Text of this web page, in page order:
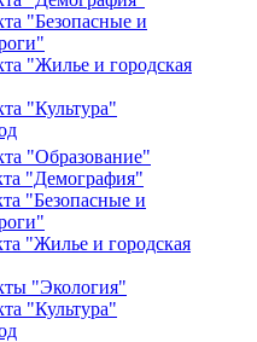
"Безопасные и
"Жилье и городская
"Культура"
"Образование"
"Демография"
"Безопасные и
"Жилье и городская
"Экология"
"Культура"